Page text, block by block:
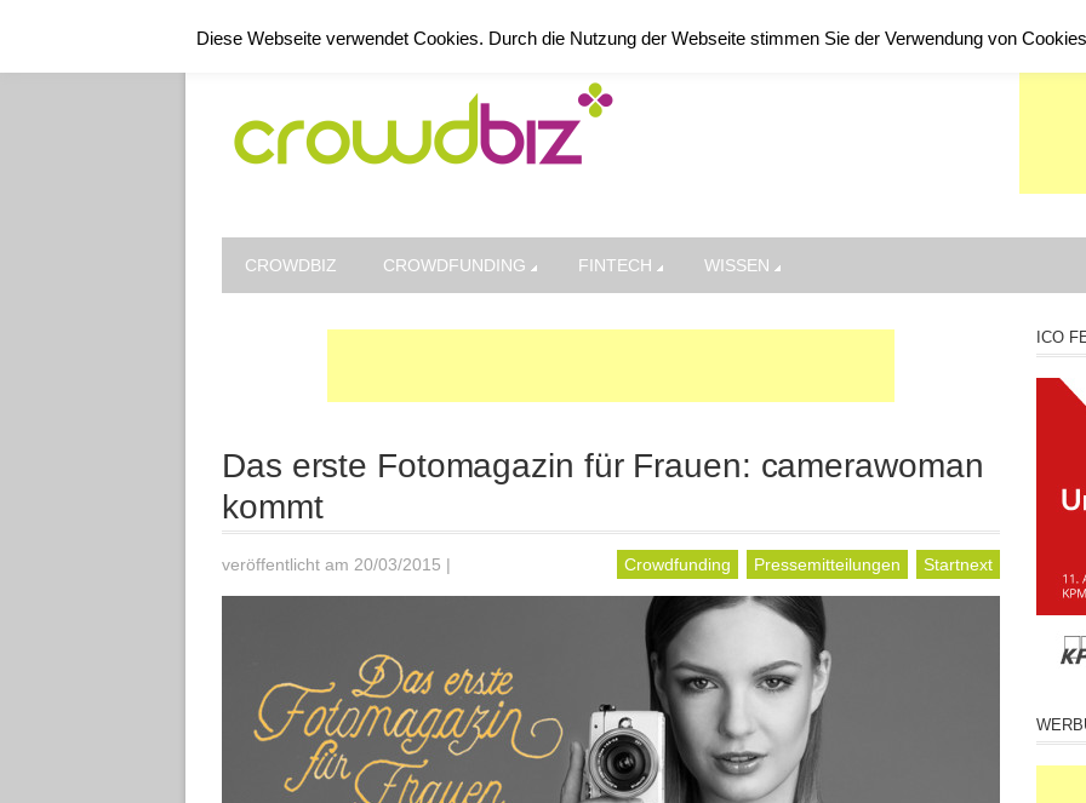
CROWDBIZ CROWDFUNDING FINTECH WISSEN
Das erste Fotomagazin für Frauen: camerawoman
kommt
veröffentlicht am 20/03/2015 | Crowdfunding Pressemitteilungen Startnext
ICO
Diese Webseite verwendet Cookies. Durch die Nutzung der Webseite stimmen Sie der Verwendung von